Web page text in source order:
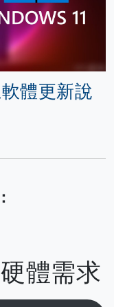
體更新說
體需求